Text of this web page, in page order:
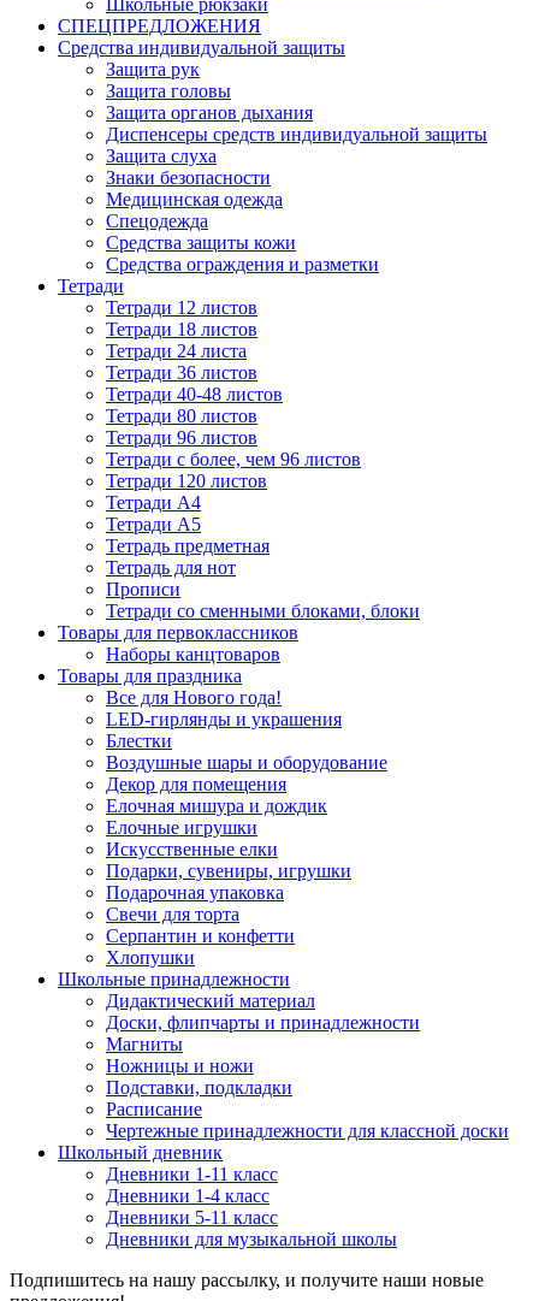
Школьные рюкзаки
СПЕЦПРЕДЛОЖЕНИЯ
Средства индивидуальной защиты
Защита рук
Защита головы
Защита органов дыхания
Диспенсеры средств индивидуальной защиты
Защита слуха
Знаки безопасности
Медицинская одежда
Спецодежда
Средства защиты кожи
Средства ограждения и разметки
Тетради
Тетради 12 листов
Тетради 18 листов
Тетради 24 листа
Тетради 36 листов
Тетради 40-48 листов
Тетради 80 листов
Тетради 96 листов
Тетради с более, чем 96 листов
Тетради 120 листов
Тетради А4
Тетради А5
Тетрадь предметная
Тетрадь для нот
Прописи
Тетради со сменными блоками, блоки
Товары для первоклассников
Наборы канцтоваров
Товары для праздника
Все для Нового года!
LED-гирлянды и украшения
Блестки
Воздушные шары и оборудование
Декор для помещения
Елочная мишура и дождик
Елочные игрушки
Искусственные елки
Подарки, сувениры, игрушки
Подарочная упаковка
Свечи для торта
Серпантин и конфетти
Хлопушки
Школьные принадлежности
Дидактический материал
Доски, флипчарты и принадлежности
Магниты
Ножницы и ножи
Подставки, подкладки
Расписание
Чертежные принадлежности для классной доски
Школьный дневник
Дневники 1-11 класс
Дневники 1-4 класс
Дневники 5-11 класс
Дневники для музыкальной школы
Подпишитесь на нашу рассылку, и получите наши новые